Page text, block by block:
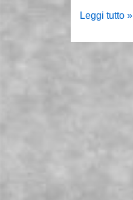
Hoeness
Leggi tutto »